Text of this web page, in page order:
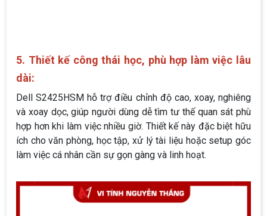
5. Thiết kế công thái học, phù hợp làm việc lâu
dài:
Dell S2425HSM hỗ trợ điều chỉnh độ cao, xoay, nghiêng
và xoay dọc, giúp người dùng dễ tìm tư thế quan sát phù
hợp hơn khi làm việc nhiều giờ. Thiết kế này đặc biệt hữu
ích cho văn phòng, học tập, xử lý tài liệu hoặc setup góc
làm việc cá nhân cần sự gọn gàng và linh hoạt.